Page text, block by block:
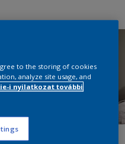
to the storing of cookies
analyze site usage, and
i nyilatkozat további